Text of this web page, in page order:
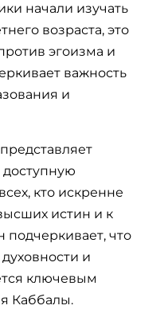
начали изучать
возраста, это
эгоизма и
важность
и
доступную
кто искренне
истин и к
что
и
ключевым
Каббалы.